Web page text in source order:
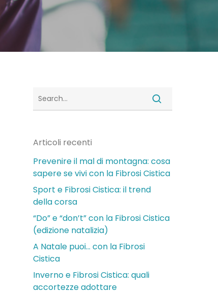
Articoli recenti
Prevenire il mal di montagna: cosa
sapere se vivi con la Fibrosi Cistica
Sport e Fibrosi Cistica: il trend
della corsa
“Do” e “don’t” con la Fibrosi Cistica
(edizione natalizia)
A Natale puoi… con la Fibrosi
Cistica
Inverno e Fibrosi Cistica: quali
accortezze adottare